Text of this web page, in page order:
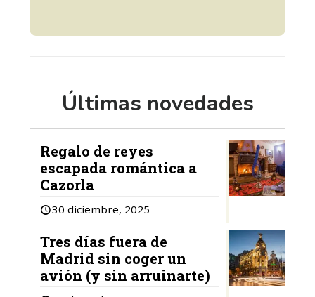
Últimas novedades
Regalo de reyes
escapada romántica a
Cazorla
30 diciembre, 2025
Tres días fuera de
Madrid sin coger un
avión (y sin arruinarte)